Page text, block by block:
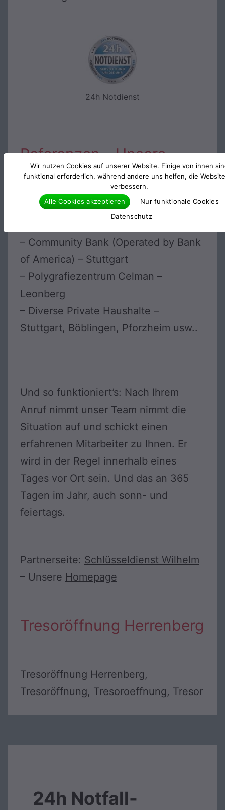
24h Notdienst
Referenzen – Unsere
Kunden sind gewerbliche
und private Kunden:
– Community Bank (Operated by Bank
of America) – Stuttgart
– Polygrafiezentrum Celman –
Leonberg
– Diverse Private Haushalte –
Stuttgart, Böblingen, Pforzheim usw..
Und so funktioniert’s: Nach Ihrem
Anruf nimmt unser Team nimmt die
Situation auf und schickt einen
erfahrenen Mitarbeiter zu Ihnen. Er
wird in der Regel innerhalb eines
Tages vor Ort sein. Und das an 365
Tagen im Jahr, auch sonn- und
feiertags.
Partnerseite: Schlüsseldienst Wilhelm
– Unsere Homepage
Tresoröffnung Herrenberg
Tresoröffnung Herrenberg,
Tresoröffnung, Tresoroeffnung, Tresor
24h Notfall-
Wir nutzen Cookies auf unserer Website. Einige von ihnen
funktional erforderlich, während andere uns helfen, die
verbessern.
Alle Cookies akzeptieren
Nur funktionale Cookies
Datenschutz